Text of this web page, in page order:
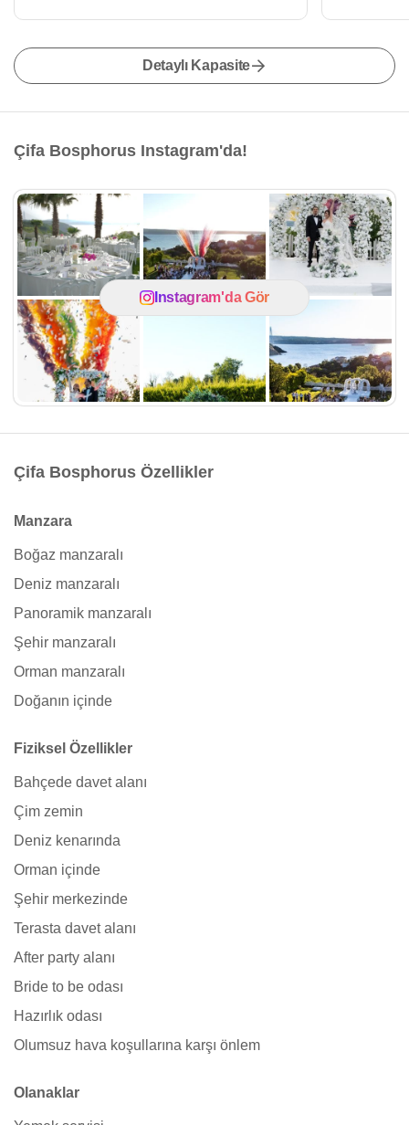
Detaylı Kapasite
Çifa Bosphorus Instagram'da!
Instagram'da Gör
Çifa Bosphorus Özellikler
Manzara
Boğaz manzaralı
Deniz manzaralı
Panoramik manzaralı
Şehir manzaralı
Orman manzaralı
Doğanın içinde
Fiziksel Özellikler
Bahçede davet alanı
Çim zemin
Deniz kenarında
Orman içinde
Şehir merkezinde
Terasta davet alanı
After party alanı
Bride to be odası
Hazırlık odası
Olumsuz hava koşullarına karşı önlem
Olanaklar